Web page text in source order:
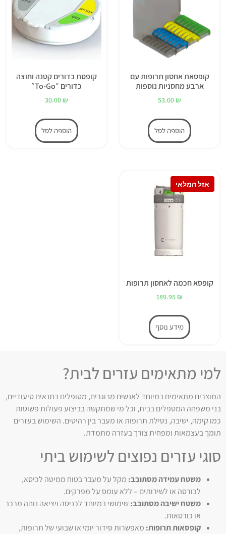
קופסאת אחסון תרופות עם
ארבע מחסניות נוספות
53.00 ₪
הוספה לסל
קופסת כדורים קטנה וחוצה
כדורים ״To-Go״
30.00 ₪
הוספה לסל
קופסא חכמה לאחסון תרופות
189.95 ₪
מידע נוסף
למי מתאימים עזרים לבית?
המוצרים מתאימים במיוחד לאנשים מבוגרים, מטופלים בתנאים סיעודיים,
בני משפחה המטפלים בבית, וכל מי שמתקשה בביצוע פעולות פשוטות
כמו קימה, ישיבה, נטילת תרופות או מעבר בין רהיטים. השימוש בעזרים
תומך בעצמאות ומפחית צורך בעזרה מתמדת.
סוגי עזרים נפוצים לשימוש ביתי
משטח עמידה מסתובב: מקל על מעבר בטוח ממיטה לכיסא,
לכורסה או לשירותים – ללא עומס על מפרקים.
משטח ישיבה מסתובב:שימושי במיוחד לכניסה ויציאה נוחה מרכב
או כורסאות.
קופסאות תרופות: מאפשרות סידור יומי או שבועי של תרופות,